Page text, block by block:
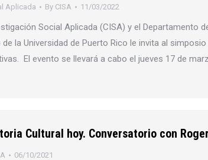
Aplicada By CISA 11/03/2022
Social Aplicada (CISA) y el Departamento
de la Universidad de Puerto Rico le invita al
El evento se llevará a cabo el jueves 17 de
Cultural hoy. Conversatorio con
06/10/2021